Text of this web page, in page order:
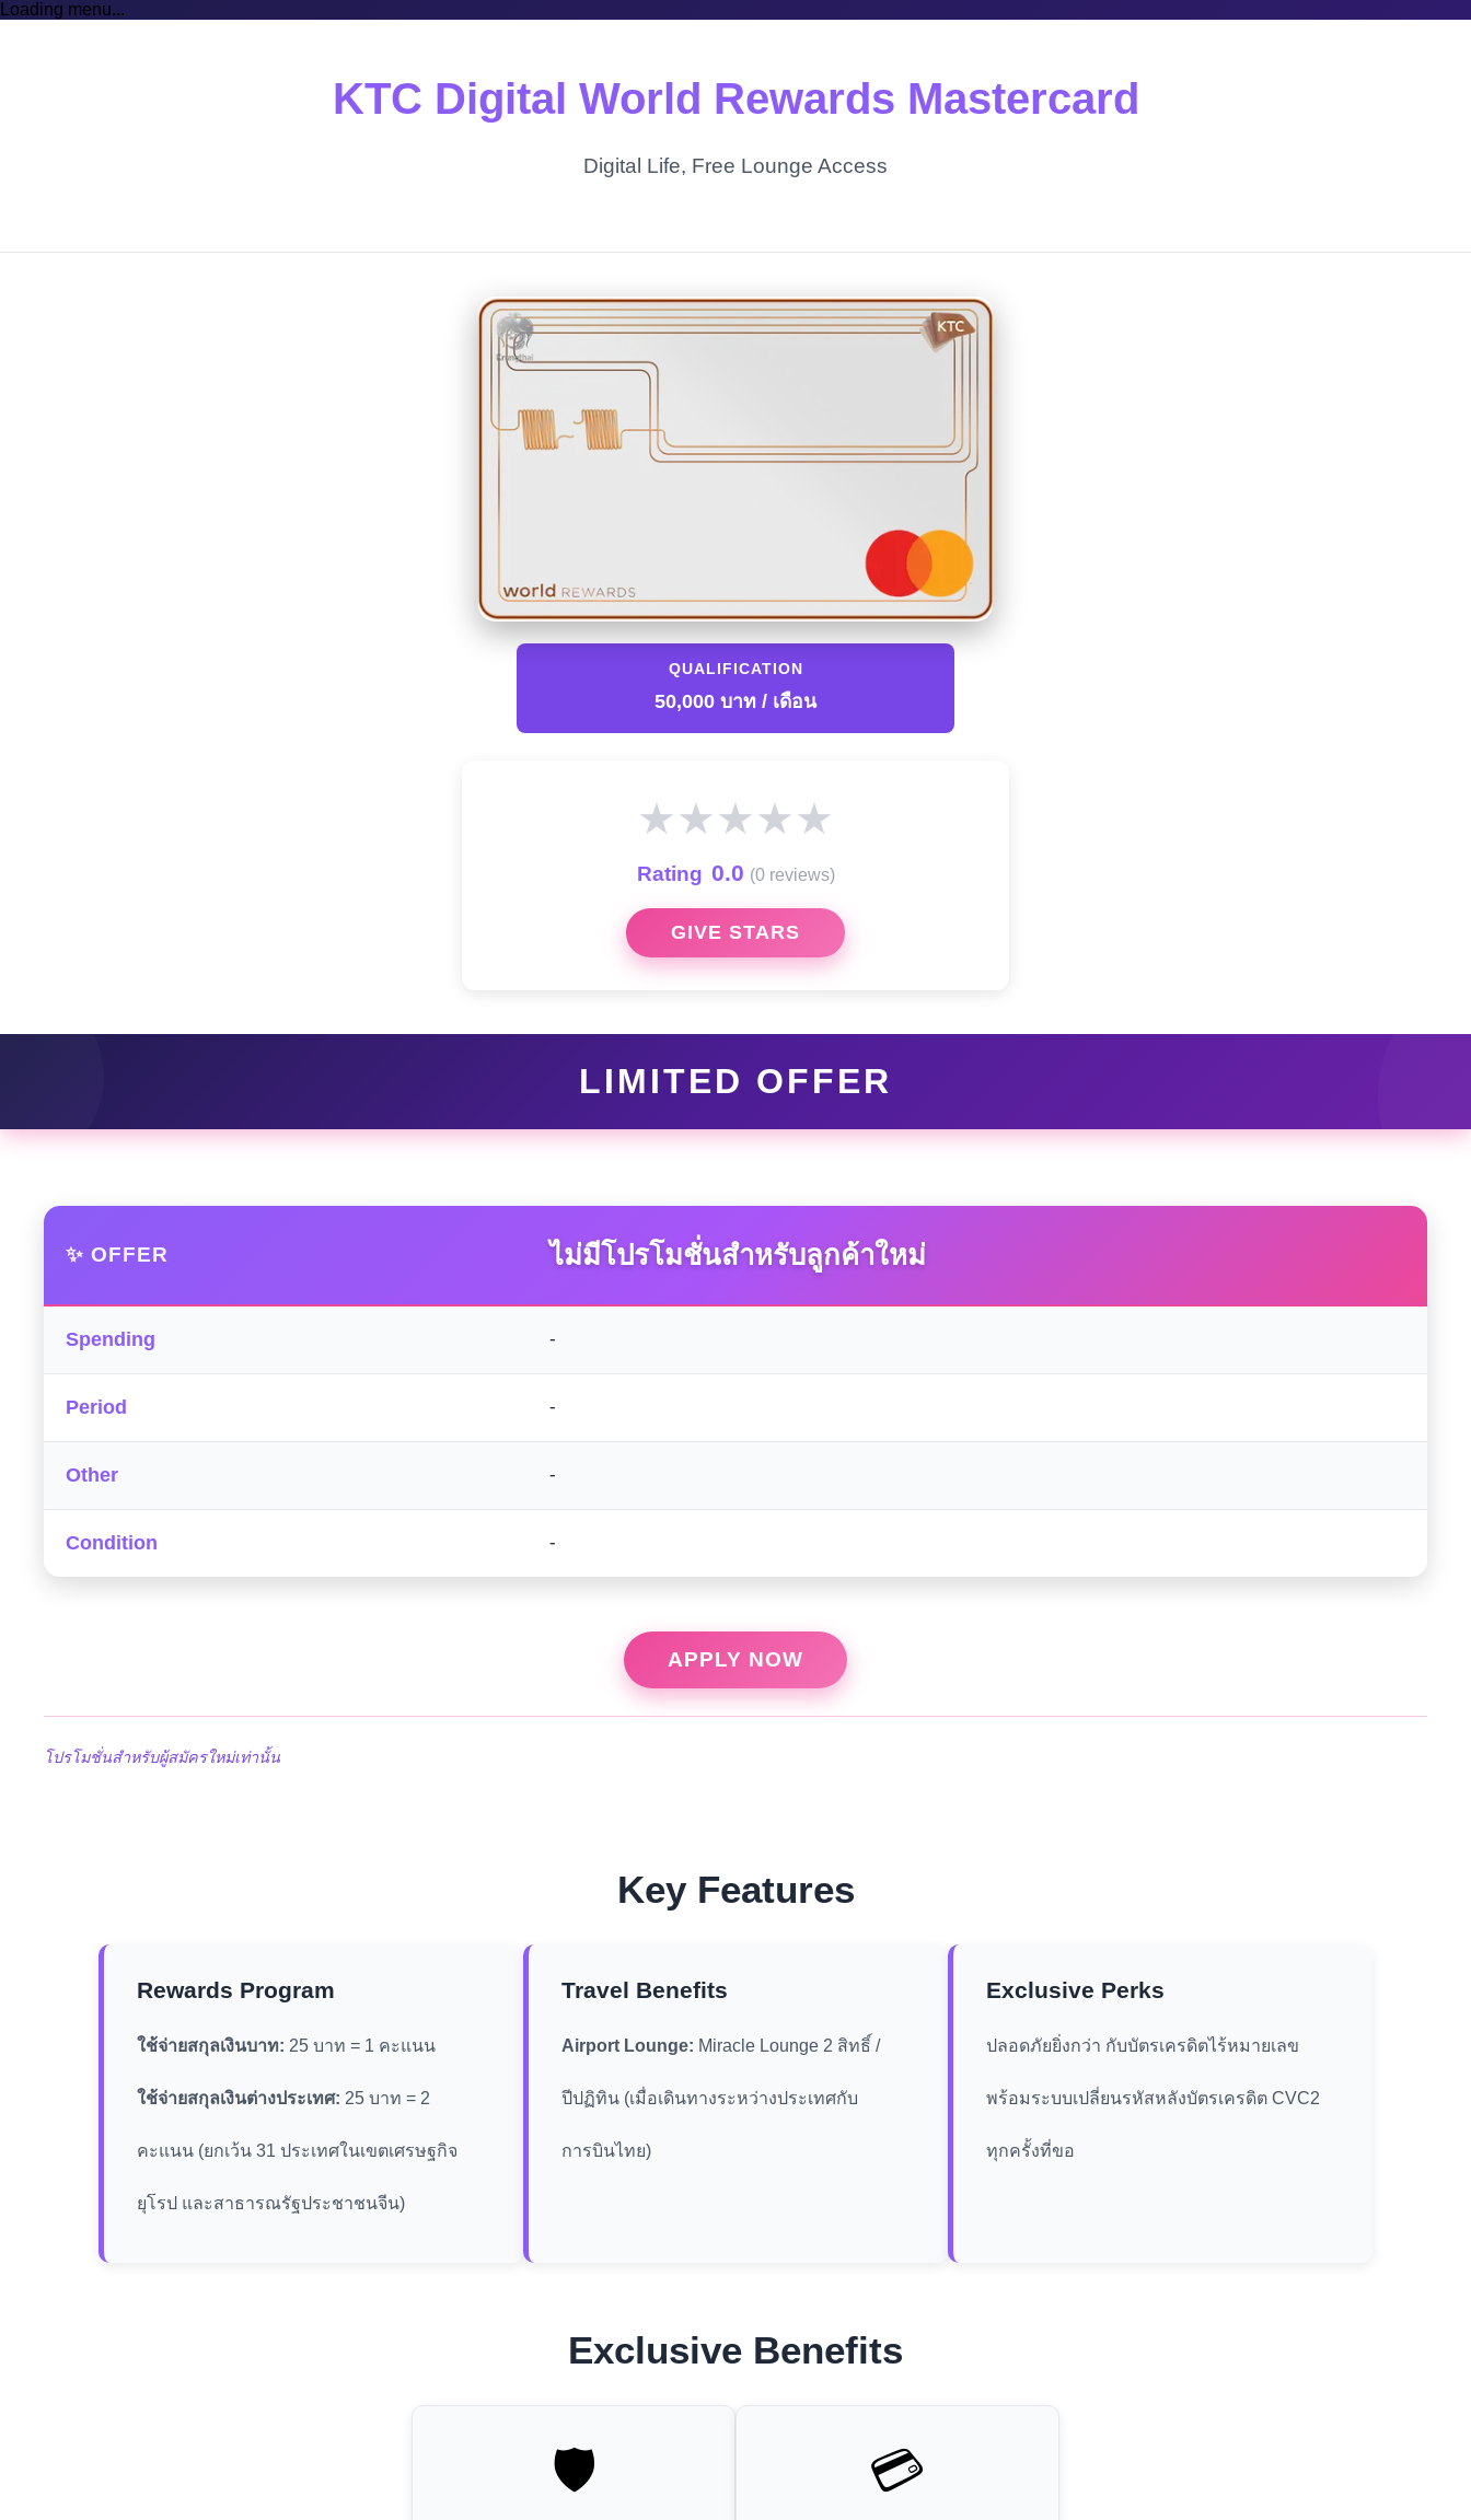
Loading menu...
KTC Digital World Rewards Mastercard
Digital Life, Free Lounge Access
QUALIFICATION
50,000 บาท / เดือน
★★★★★
Rating 0.0 (0 reviews)
GIVE STARS
LIMITED OFFER
✨ OFFER ไม่มีโปรโมชั่นสำหรับลูกค้าใหม่
Spending -
Period -
Other -
Condition -
APPLY NOW
โปรโมชั่นสำหรับผู้สมัครใหม่เท่านั้น
Key Features
Rewards Program
ใช้จ่ายสกุลเงินบาท: 25 บาท = 1 คะแนน
ใช้จ่ายสกุลเงินต่างประเทศ: 25 บาท = 2
คะแนน (ยกเว้น 31 ประเทศในเขตเศรษฐกิจ
ยุโรป และสาธารณรัฐประชาชนจีน)
Travel Benefits
Airport Lounge: Miracle Lounge 2 สิทธิ์ /
ปีปฏิทิน (เมื่อเดินทางระหว่างประเทศกับ
การบินไทย)
Exclusive Perks
ปลอดภัยยิ่งกว่า กับบัตรเครดิตไร้หมายเลข
พร้อมระบบเปลี่ยนรหัสหลังบัตรเครดิต CVC2
ทุกครั้งที่ขอ
Exclusive Benefits
🛡️ 💳